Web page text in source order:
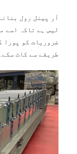
آر پینل رول
لیس ہے تاکہ اسے
ضروریات کو پورا
طریقے سے کاٹ سکے۔